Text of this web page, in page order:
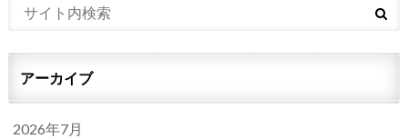
アーカイブ
2026年7月